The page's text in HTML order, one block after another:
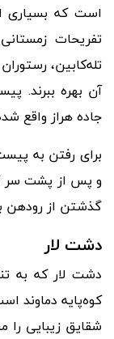
است که بسیاری
تفریحات
تلهکابین،
جاده هراز واقع
برای رفتن به
و پس از پشت سر
گذشتن از رودهن
دشت لار
دشت لار که به
کوهپایه دماوند
شقایق زیبایی را